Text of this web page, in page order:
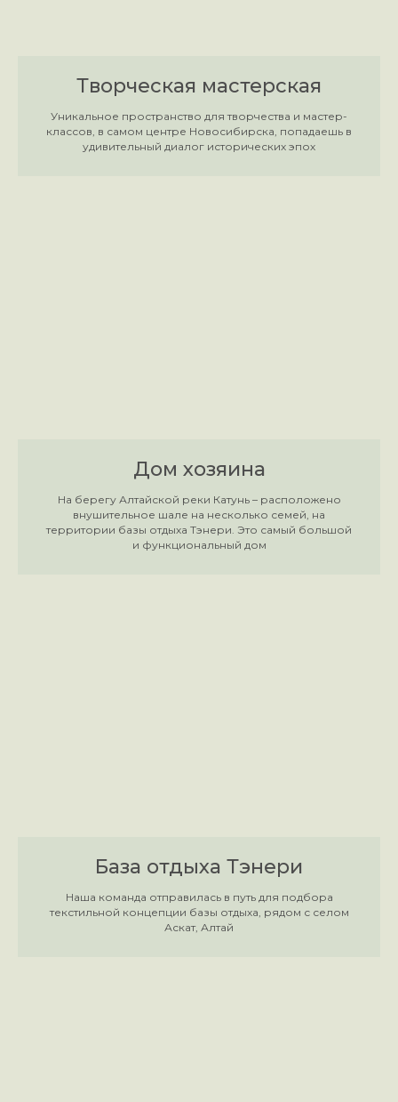
Творческая мастерская
Уникальное пространство для творчества и мастер-
классов, в самом центре Новосибирска, попадаешь в
удивительный диалог исторических эпох
Дом хозяина
На берегу Алтайской реки Катунь – расположено
внушительное шале на несколько семей, на
территории базы отдыха Тэнери. Это самый большой
и функциональный дом
База отдыха Тэнери
Наша команда отправилась в путь для подбора
текстильной концепции базы отдыха, рядом с селом
Аскат, Алтай